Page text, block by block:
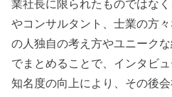
業社長に限られたものではな
やコンサルタント、士業の方
の人独自の考え方やユニーク
でまとめることで、インタビ
知名度の向上により、その後